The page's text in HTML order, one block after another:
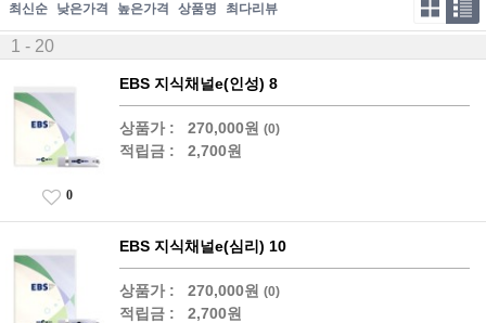
최신순 낮은가격 높은가격 상품명 최다리뷰
1 - 20
EBS 지식채널e(인성) 8
상품가 : 270,000원 (0)
적립금 : 2,700원
0
EBS 지식채널e(심리) 10
상품가 : 270,000원 (0)
적립금 : 2,700원